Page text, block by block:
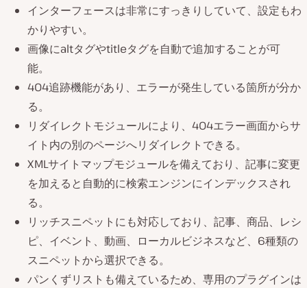
インターフェースは非常にすっきりしていて、設定もわ
かりやすい。
画像にaltタグやtitleタグを自動で追加することが可
能。
404追跡機能があり、エラーが発生している箇所が分か
る。
リダイレクトモジュールにより、404エラー画面からサ
イト内の別のページへリダイレクトできる。
XMLサイトマップモジュールを備えており、記事に変更
を加えると自動的に検索エンジンにインデックスされ
る。
リッチスニペットにも対応しており、記事、商品、レシ
ピ、イベント、動画、ローカルビジネスなど、6種類の
スニペットから選択できる。
パンくずリストも備えているため、専用のプラグインは